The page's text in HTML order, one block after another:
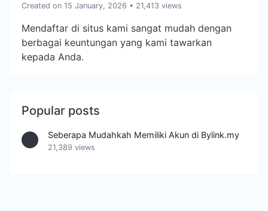
Created on 15 January, 2026 • 21,413 views
Mendaftar di situs kami sangat mudah dengan
berbagai keuntungan yang kami tawarkan
kepada Anda.
Popular posts
Seberapa Mudahkah Memiliki Akun di Bylink.my
21,389 views